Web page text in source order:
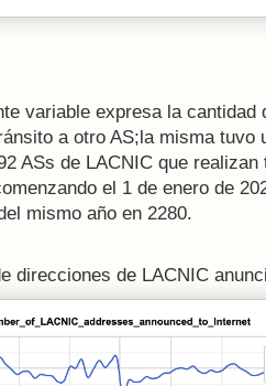
variable expresa la cantidad
a otro AS;la misma tuvo
ASs de LACNIC que
el 1 de enero de
mismo año en 2280.
direcciones de LACNIC